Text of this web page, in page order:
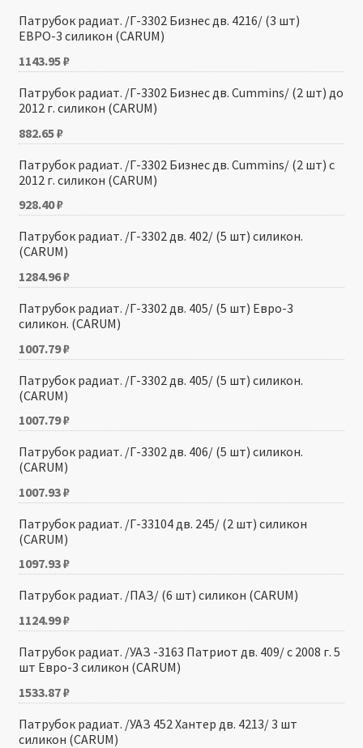
Патрубок радиат. /Г-3302 Бизнес дв. 4216/ (3 шт)
ЕВРО-3 силикон (CARUM)
1143.95₽
Патрубок радиат. /Г-3302 Бизнес дв. Cummins/ (2 шт) до
2012 г. силикон (CARUM)
882.65₽
Патрубок радиат. /Г-3302 Бизнес дв. Cummins/ (2 шт) с
2012 г. силикон (CARUM)
928.40₽
Патрубок радиат. /Г-3302 дв. 402/ (5 шт) силикон.
(CARUM)
1284.96₽
Патрубок радиат. /Г-3302 дв. 405/ (5 шт) Евро-3
силикон. (CARUM)
1007.79₽
Патрубок радиат. /Г-3302 дв. 405/ (5 шт) силикон.
(CARUM)
1007.79₽
Патрубок радиат. /Г-3302 дв. 406/ (5 шт) силикон.
(CARUM)
1007.93₽
Патрубок радиат. /Г-33104 дв. 245/ (2 шт) силикон
(CARUM)
1097.93₽
Патрубок радиат. /ПАЗ/ (6 шт) силикон (CARUM)
1124.99₽
Патрубок радиат. /УАЗ -3163 Патриот дв. 409/ с 2008 г. 5
шт Евро-3 силикон (CARUM)
1533.87₽
Патрубок радиат. /УАЗ 452 Хантер дв. 4213/ 3 шт
силикон (CARUM)